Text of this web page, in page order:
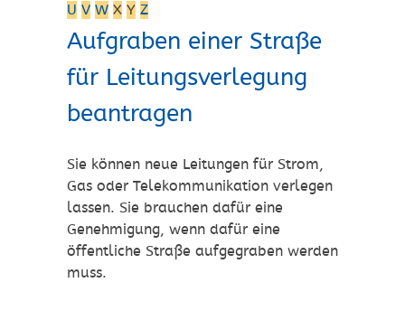
U V W X Y Z
Aufgraben einer Straße
für Leitungsverlegung
beantragen
Sie können neue Leitungen für Strom,
Gas oder Telekommunikation verlegen
lassen. Sie brauchen dafür eine
Genehmigung, wenn dafür eine
öffentliche Straße aufgegraben werden
muss.